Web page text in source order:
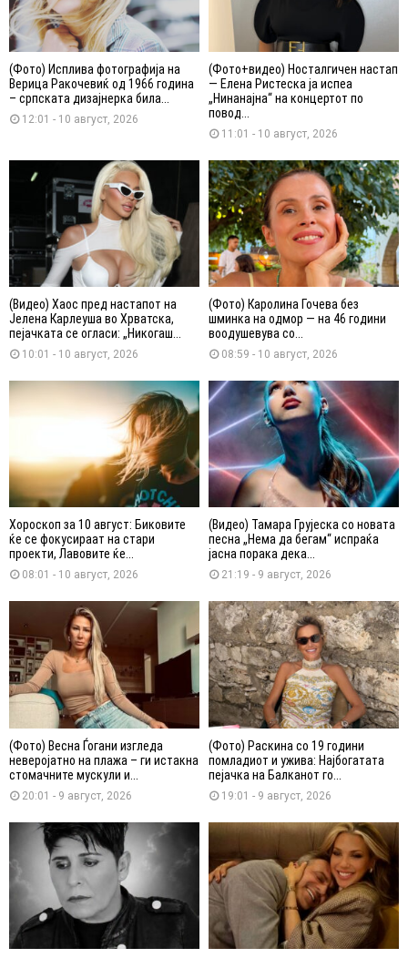
(Фото) Исплива фотографија на
Верица Ракочевиќ од 1966 година
– српската дизајнерка била...
12:01 - 10 август, 2026
(Фото+видео) Носталгичен настап
— Елена Ристеска ја испеа
„Нинанајна“ на концертот по
повод...
11:01 - 10 август, 2026
(Видео) Хаос пред настапот на
Јелена Карлеуша во Хрватска,
пејачката се огласи: „Никогаш...
10:01 - 10 август, 2026
(Фото) Каролина Гочева без
шминка на одмор — на 46 години
воодушевува со...
08:59 - 10 август, 2026
Хороскоп за 10 август: Биковите
ќе се фокусираат на стари
проекти, Лавовите ќе...
08:01 - 10 август, 2026
(Видео) Тамара Грујеска со новата
песна „Нема да бегам“ испраќа
јасна порака дека...
21:19 - 9 август, 2026
(Фото) Весна Ѓогани изгледа
неверојатно на плажа – ги истакна
стомачните мускули и...
20:01 - 9 август, 2026
(Фото) Раскина со 19 години
помладиот и ужива: Најбогатата
пејачка на Балканот го...
19:01 - 9 август, 2026